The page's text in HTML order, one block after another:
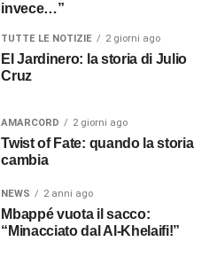
invece…”
TUTTE LE NOTIZIE 2 giorni ago
El Jardinero: la storia di Julio
Cruz
AMARCORD 2 giorni ago
Twist of Fate: quando la storia
cambia
NEWS 2 anni ago
Mbappé vuota il sacco:
“Minacciato dal Al-Khelaifi!”